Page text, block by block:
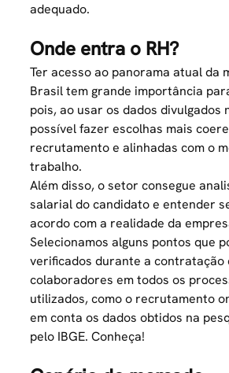
adequado.
Onde entra o RH?
Ter acesso ao panorama atual da
Brasil tem grande importância
pois, ao usar os dados divulgados
possível fazer escolhas mais
recrutamento e alinhadas com o
trabalho.
Além disso, o setor consegue
salarial do candidato e entender
acordo com a realidade da
Selecionamos alguns pontos que
verificados durante a contratação
colaboradores em todos os
utilizados, como o recrutamento
em conta os dados obtidos na
pelo IBGE. Conheça!